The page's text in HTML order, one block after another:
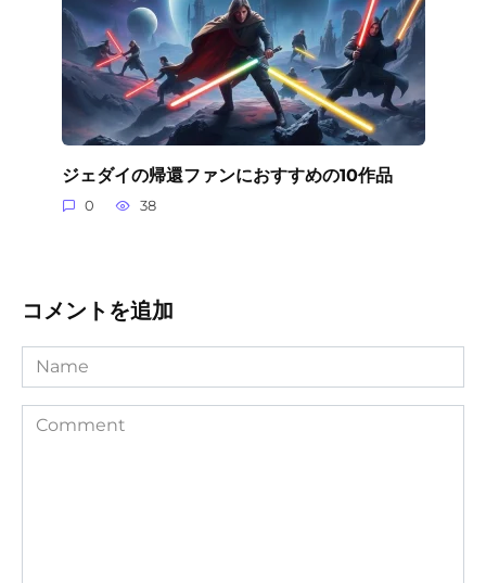
ジェダイの帰還ファンにおすすめの10作品
0 38
コメントを追加
Name
Comment